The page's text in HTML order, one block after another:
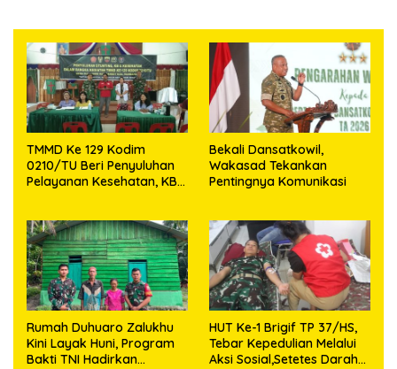
TMMD Ke 129 Kodim
0210/TU Beri Penyuluhan
Pelayanan Kesehatan, KB
Bekali Dansatkowil,
Wakasad Tekankan
Pentingnya Komunikasi
Rumah Duhuaro Zalukhu
Kini Layak Huni, Program
Bakti TNI Hadirkan
HUT Ke-1 Brigif TP 37/HS,
Tebar Kepedulian Melalui
Aksi Sosial,Setetes Darah